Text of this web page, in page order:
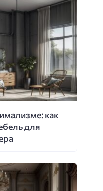
как
для